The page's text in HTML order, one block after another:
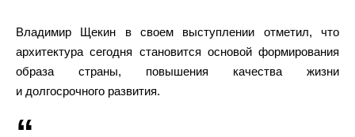
Владимир Щекин в своем выступлении отметил, что
архитектура сегодня становится основой формирования
образа страны, повышения качества жизни
и долгосрочного развития.